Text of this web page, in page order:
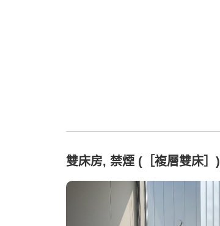
雙床房, 禁煙 (［複層雙床］)